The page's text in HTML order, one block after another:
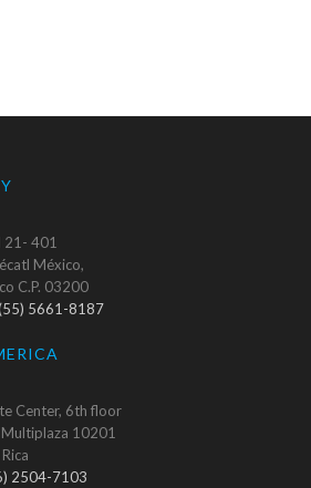
21- 401
México,
C.P. 03200
5661-8187
Center, 6th floor
10201
2504-7103